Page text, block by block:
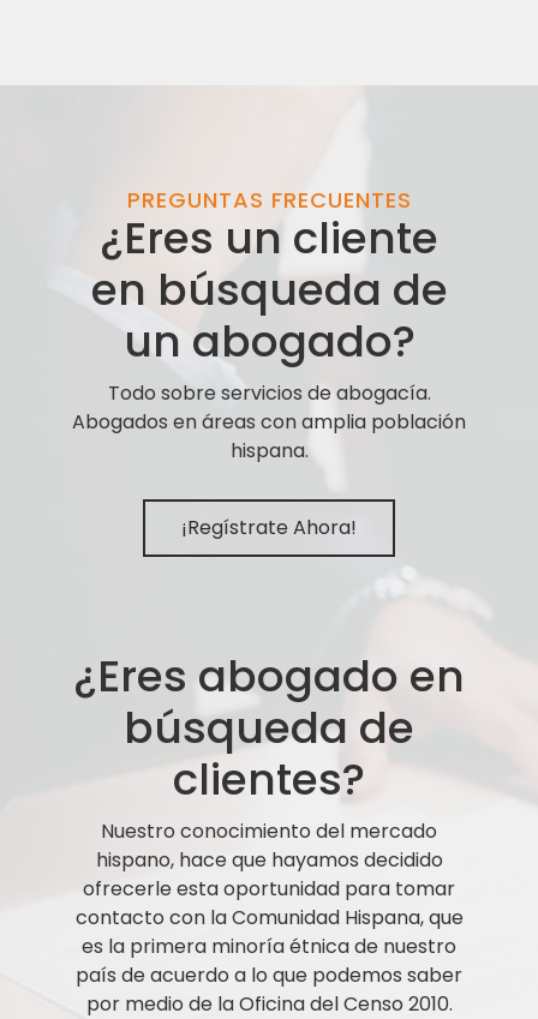
PREGUNTAS FRECUENTES
¿Eres un cliente
en búsqueda de
un abogado?
Todo sobre servicios de abogacía.
Abogados en áreas con amplia población
hispana.
¡Regístrate Ahora!
¿Eres abogado en
búsqueda de
clientes?
Nuestro conocimiento del mercado
hispano, hace que hayamos decidido
ofrecerle esta oportunidad para tomar
contacto con la Comunidad Hispana, que
es la primera minoría étnica de nuestro
país de acuerdo a lo que podemos saber
por medio de la Oficina del Censo 2010.